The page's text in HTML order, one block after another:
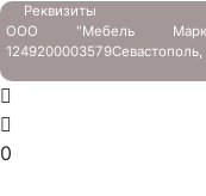
Реквизиты
ООО "Мебель
1249200003579Севастополь,
0